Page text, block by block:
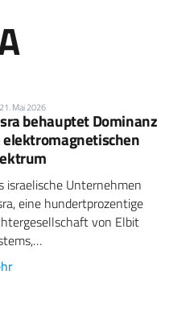
21. Mai 2026
behauptet Dominanz
israelische Unternehmen
eine hundertprozentige
von Elbit